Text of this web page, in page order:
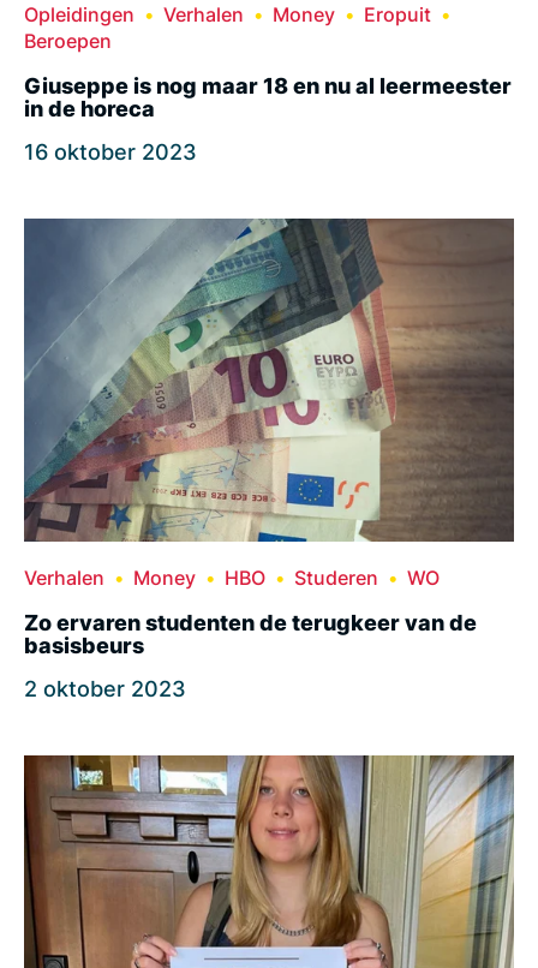
Opleidingen Verhalen Money
Eropuit
Beroepen
Giuseppe is nog maar 18 en nu al leermeester
in de horeca
16 oktober 2023
Verhalen Money HBO Studeren WO
Zo ervaren studenten de terugkeer van de
basisbeurs
2 oktober 2023